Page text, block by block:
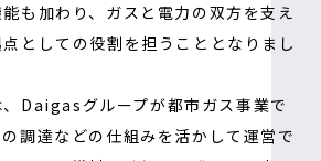
も加わり、ガスと電力の双方を支え
としての役割を担うこととなりまし
Daigasグループが都市ガス事業で
調達などの仕組みを活かして運営で